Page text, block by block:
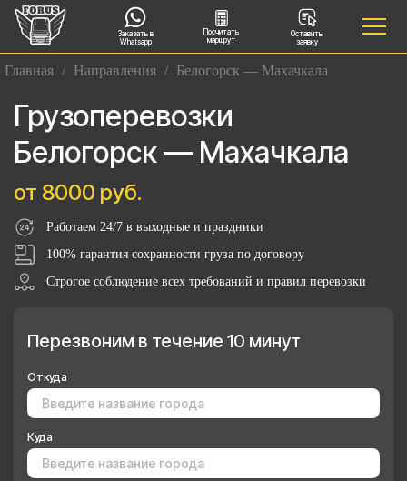
Заказать в
Whatsapp
Посчитать
маршрут
Оставить
заявку
Главная / Направления / Белогорск — Махачкала
Грузоперевозки
Белогорск — Махачкала
от 8000 руб.
Работаем 24/7 в выходные и праздники
100% гарантия сохранности груза по договору
Строгое соблюдение всех требований и правил перевозки
Перезвоним в течение 10 минут
Откуда
Куда